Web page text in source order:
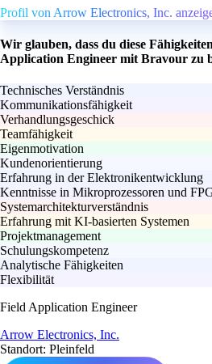
Profil von Arrow Electronics, Inc.
Wir glauben, dass du diese
Application Engineer mit Bravour zu
Technisches Verständnis
Kommunikationsfähigkeit
Verhandlungsgeschick
Teamfähigkeit
Eigenmotivation
Kundenorientierung
Erfahrung in der Elektronikentwicklung
Kenntnisse in Mikroprozessoren und
Systemarchitekturverständnis
Erfahrung mit KI-basierten Systemen
Projektmanagement
Schulungskompetenz
Analytische Fähigkeiten
Flexibilität
Field Application Engineer
Arrow Electronics, Inc.
Standort: Pleinfeld